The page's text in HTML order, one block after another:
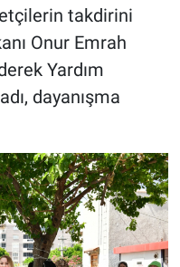
takdirini
Onur Emrah
Yardım
dayanışma